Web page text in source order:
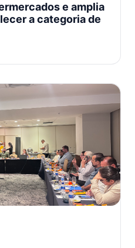
e amplia
a categoria de